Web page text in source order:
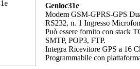
Genloc31e
Modem GSM-GPRS-GPS
RS232, n. 1 Ingresso
Può essere fornito con stack
SMTP, POP3, FTP.
Integra Ricevitore GPS a 16
Programmabile con